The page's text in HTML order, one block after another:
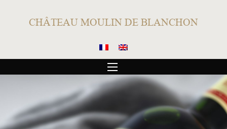
CHÂTEAU MOULIN DE BLANCHON